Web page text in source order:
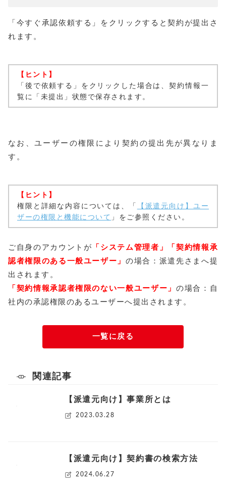
「今すぐ承認依頼する」をクリックすると契約が提出さ
れます。
【ヒント】
「後で依頼する」をクリックした場合は、契約情報一
覧に「未提出」状態で保存されます。
なお、ユーザーの権限により契約の提出先が異なりま
す。
【ヒント】
権限と詳細な内容については、「
【派遣元向け】ユー
ザーの権限と機能について 」をご参照ください。
ご自身のアカウントが 「システム管理者」「契約情報承
認者権限のある一般ユーザー」の場合：派遣先さまへ提
出されます。
「契約情報承認者権限のない一般ユーザー」 の場合：自
社内の承認権限のあるユーザーへ提出されます。
一覧に戻る
関連記事
【派遣元向け】事業所とは
2023.03.28
【派遣元向け】契約書の検索方法
2024.06.27